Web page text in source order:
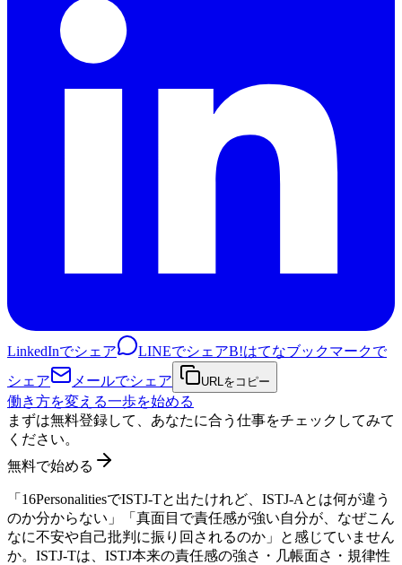
LinkedInでシェア LINEでシェアB!はてなブックマークで
シェア
メールでシェア URLをコピー
働き方を変える一歩を始める
まずは無料登録して、あなたに合う仕事をチェックしてみて
ください。
無料で始める
「16PersonalitiesでISTJ-Tと出たけれど、ISTJ-Aとは何が違う
のか分からない」「真面目で責任感が強い自分が、なぜこん
なに不安や自己批判に振り回されるのか」と感じていません
か。ISTJ-Tは、ISTJ本来の責任感の強さ・几帳面さ・規律性